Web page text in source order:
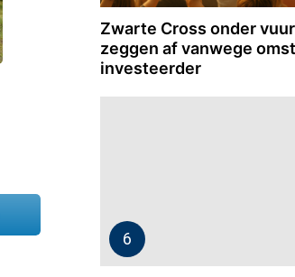
Zwarte Cross onder
zeggen af vanwege
investeerder